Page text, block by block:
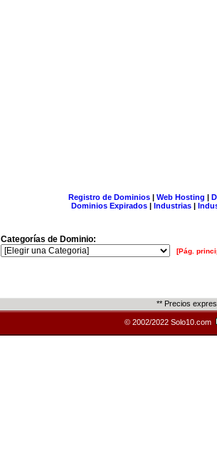
Registro de Dominios| Web Hosting |
Dominios Expirados | Industrias |
Categorías de Dominio:
[Pág.
** Precios
© 2002/2022 Solo10.com